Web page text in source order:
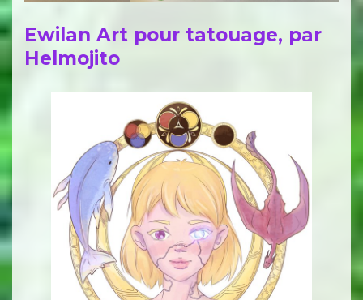
Ewilan Art pour tatouage, par
Helmojito